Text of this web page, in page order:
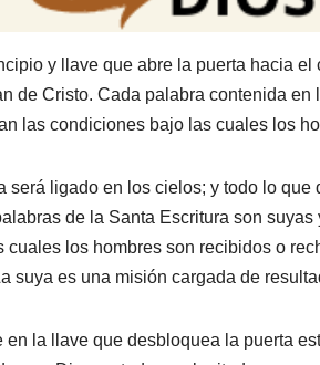
y llave que abre la puerta hacia
de Cristo. Cada palabra contenida
las condiciones bajo las cuales los
ligado en los cielos; y todo lo
de la Santa Escritura son
los hombres son recibidos o
es una misión cargada de
la llave que desbloquea la puerta